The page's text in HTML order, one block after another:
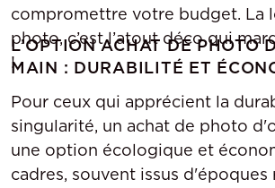
compromettre votre budget. La
photo, c’est l’atout déco qui
!
L’OPTION ACHAT DE PHOTO
MAIN : DURABILITÉ ET
Pour ceux qui apprécient la
singularité, un achat de photo
une option écologique et
cadres, souvent issus d'époques